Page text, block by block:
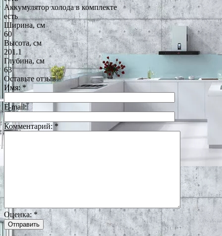
Аккумулятор холода в комплекте
есть
Ширина, см
60
Высота, см
201.1
Глубина, см
63
Оставьте отзыв
Имя:*
E-mail:
Комментарий: *
Оценка: *